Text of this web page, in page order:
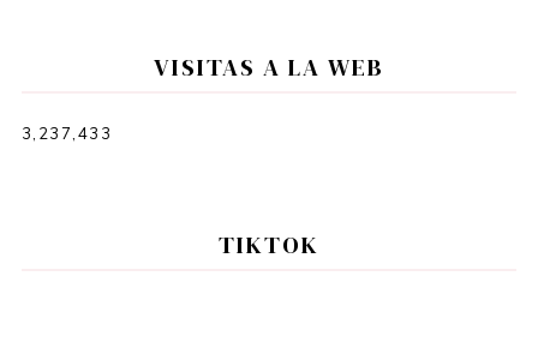
VISITAS A LA WEB
3,237,433
TIKTOK